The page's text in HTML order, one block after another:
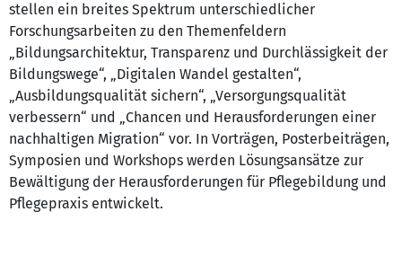
stellen ein breites Spektrum unterschiedlicher
Forschungsarbeiten zu den Themenfeldern
„Bildungsarchitektur, Transparenz und Durchlässigkeit der
Bildungswege“, „Digitalen Wandel gestalten“,
„Ausbildungsqualität sichern“, „Versorgungsqualität
verbessern“ und „Chancen und Herausforderungen einer
nachhaltigen Migration“ vor. In Vorträgen, Posterbeiträgen,
Symposien und Workshops werden Lösungsansätze zur
Bewältigung der Herausforderungen für Pflegebildung und
Pflegepraxis entwickelt.